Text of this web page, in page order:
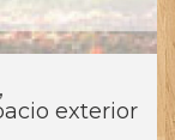
exterior